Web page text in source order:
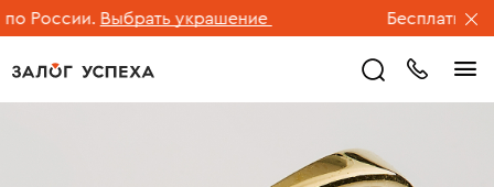
Выбрать украшение Бесплатная